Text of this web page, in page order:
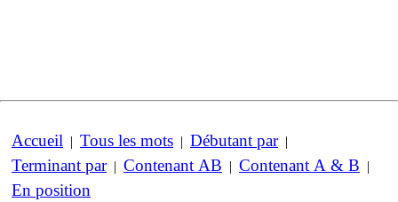
Accueil | Tous les mots | Débutant par|
Terminant par| Contenant AB | Contenant A & B |
En position